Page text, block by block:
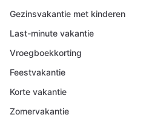
Gezinsvakantie met kinderen
Last-minute vakantie
Vroegboekkorting
Feestvakantie
Korte vakantie
Zomervakantie